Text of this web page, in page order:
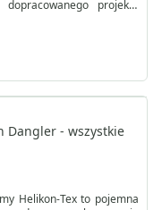
dopracowanego projektu
ze wzmocnioną strefą
pozwala także na
niskoprofilowych
Dangler - wszystkie
Helikon-Tex to pojemna